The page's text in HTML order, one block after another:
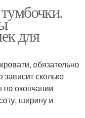
для
обязательно
сколько
по окончании
ширину и